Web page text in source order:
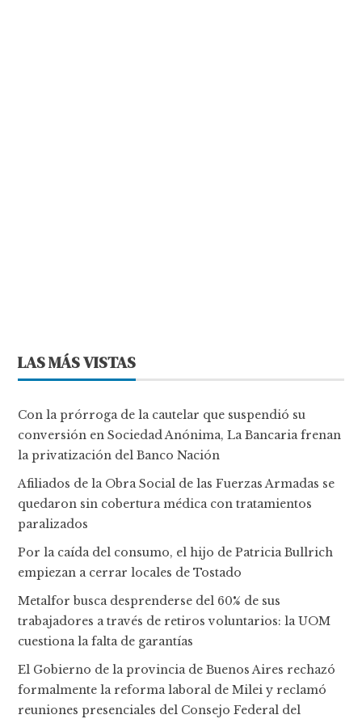
LAS MÁS VISTAS
Con la prórroga de la cautelar que suspendió su
conversión en Sociedad Anónima, La Bancaria frenan
la privatización del Banco Nación
Afiliados de la Obra Social de las Fuerzas Armadas se
quedaron sin cobertura médica con tratamientos
paralizados
Por la caída del consumo, el hijo de Patricia Bullrich
empiezan a cerrar locales de Tostado
Metalfor busca desprenderse del 60% de sus
trabajadores a través de retiros voluntarios: la UOM
cuestiona la falta de garantías
El Gobierno de la provincia de Buenos Aires rechazó
formalmente la reforma laboral de Milei y reclamó
reuniones presenciales del Consejo Federal del